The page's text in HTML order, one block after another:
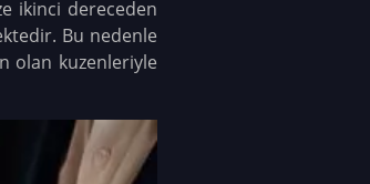
ikinci dereceden
Bu nedenle
olan kuzenleriyle